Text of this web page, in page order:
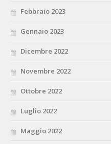
Febbraio 2023
Gennaio 2023
Dicembre 2022
Novembre 2022
Ottobre 2022
Luglio 2022
Maggio 2022